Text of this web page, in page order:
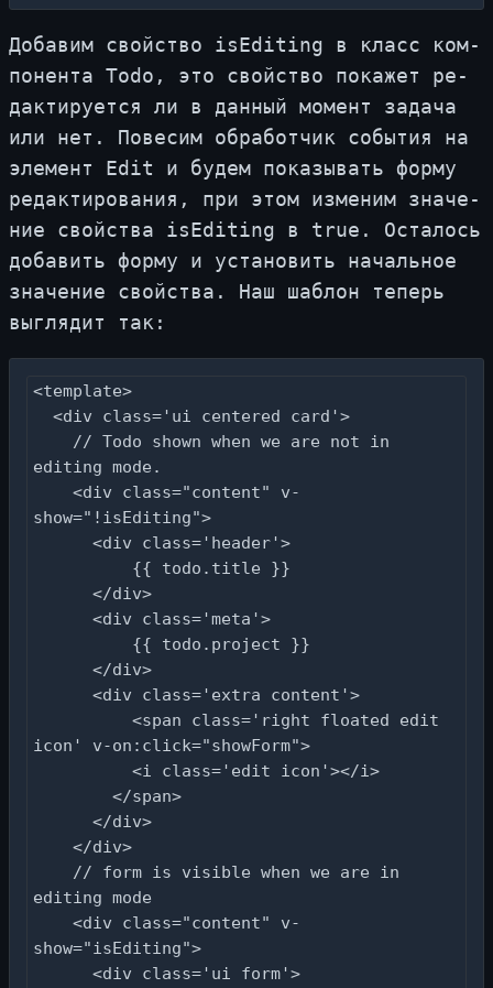
До­ба­вим свой­ство isEditing в класс ком­
по­нен­та Todo, это свой­ство по­ка­жет ре­
дак­ти­ру­ет­ся ли в дан­ный мо­мент за­да­ча
или нет. По­ве­сим об­ра­бот­чик со­бы­тия на
эле­мент Edit и бу­дем по­ка­зы­вать фор­му
ре­дак­ти­ро­ва­ния, при этом из­ме­ним зна­че­
ние свой­ства isEditing в true. Оста­лось
до­ба­вить фор­му и уста­но­вить на­чаль­ное
зна­че­ние свой­ства. Наш шаб­лон те­перь
вы­гля­дит так:
<template>
  <div class='ui centered card'>
editing mode.
    <div class="content" v-
show="!isEditing">
      <div class='header'>
      </div>
      <div class='meta'>
      </div>
      <div class='extra content'>
          <span class='right floated edit
icon' v-on:click="showForm">
          <i class='edit icon'></i>
        </span>
      </div>
    </div>
editing mode
    <div class="content" v-
show="isEditing">
      <div class='ui form'>